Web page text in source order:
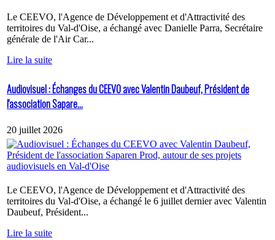
Le CEEVO, l'Agence de Développement et d'Attractivité des
territoires du Val-d'Oise, a échangé avec Danielle Parra, Secrétaire
générale de l'Air Car...
Lire la suite
Audiovisuel : Échanges du CEEVO avec Valentin Daubeuf, Président de
l'association Sapare...
20 juillet 2026
Le CEEVO, l'Agence de Développement et d'Attractivité des
territoires du Val-d'Oise, a échangé le 6 juillet dernier avec Valentin
Daubeuf, Président...
Lire la suite